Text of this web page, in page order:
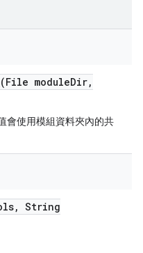
(File moduleDir,
會使用模組資料夾內的共
, String